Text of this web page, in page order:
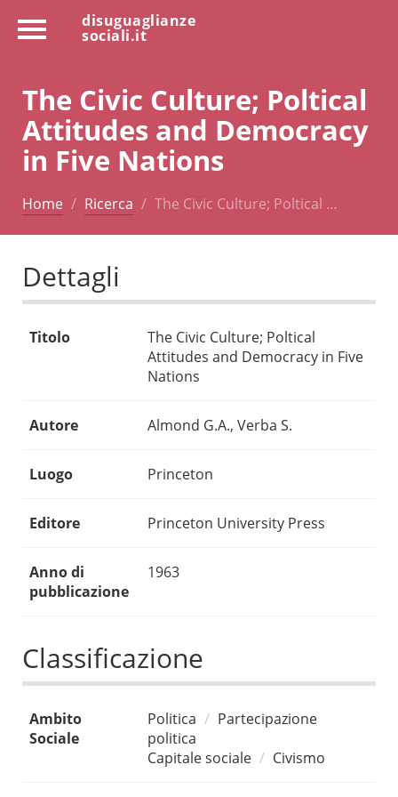
disuguaglianze
sociali.it
The Civic Culture; Poltical
Attitudes and Democracy
in Five Nations
Home Ricerca The Civic Culture; Poltical …
Dettagli
Titolo
The Civic Culture; Poltical
Attitudes and Democracy in Five
Nations
Autore Almond G.A., Verba S.
Luogo Princeton
Editore Princeton University Press
Anno di
pubblicazione
1963
Classificazione
Ambito
Sociale
Politica
Partecipazione
politica
Capitale sociale
Civismo